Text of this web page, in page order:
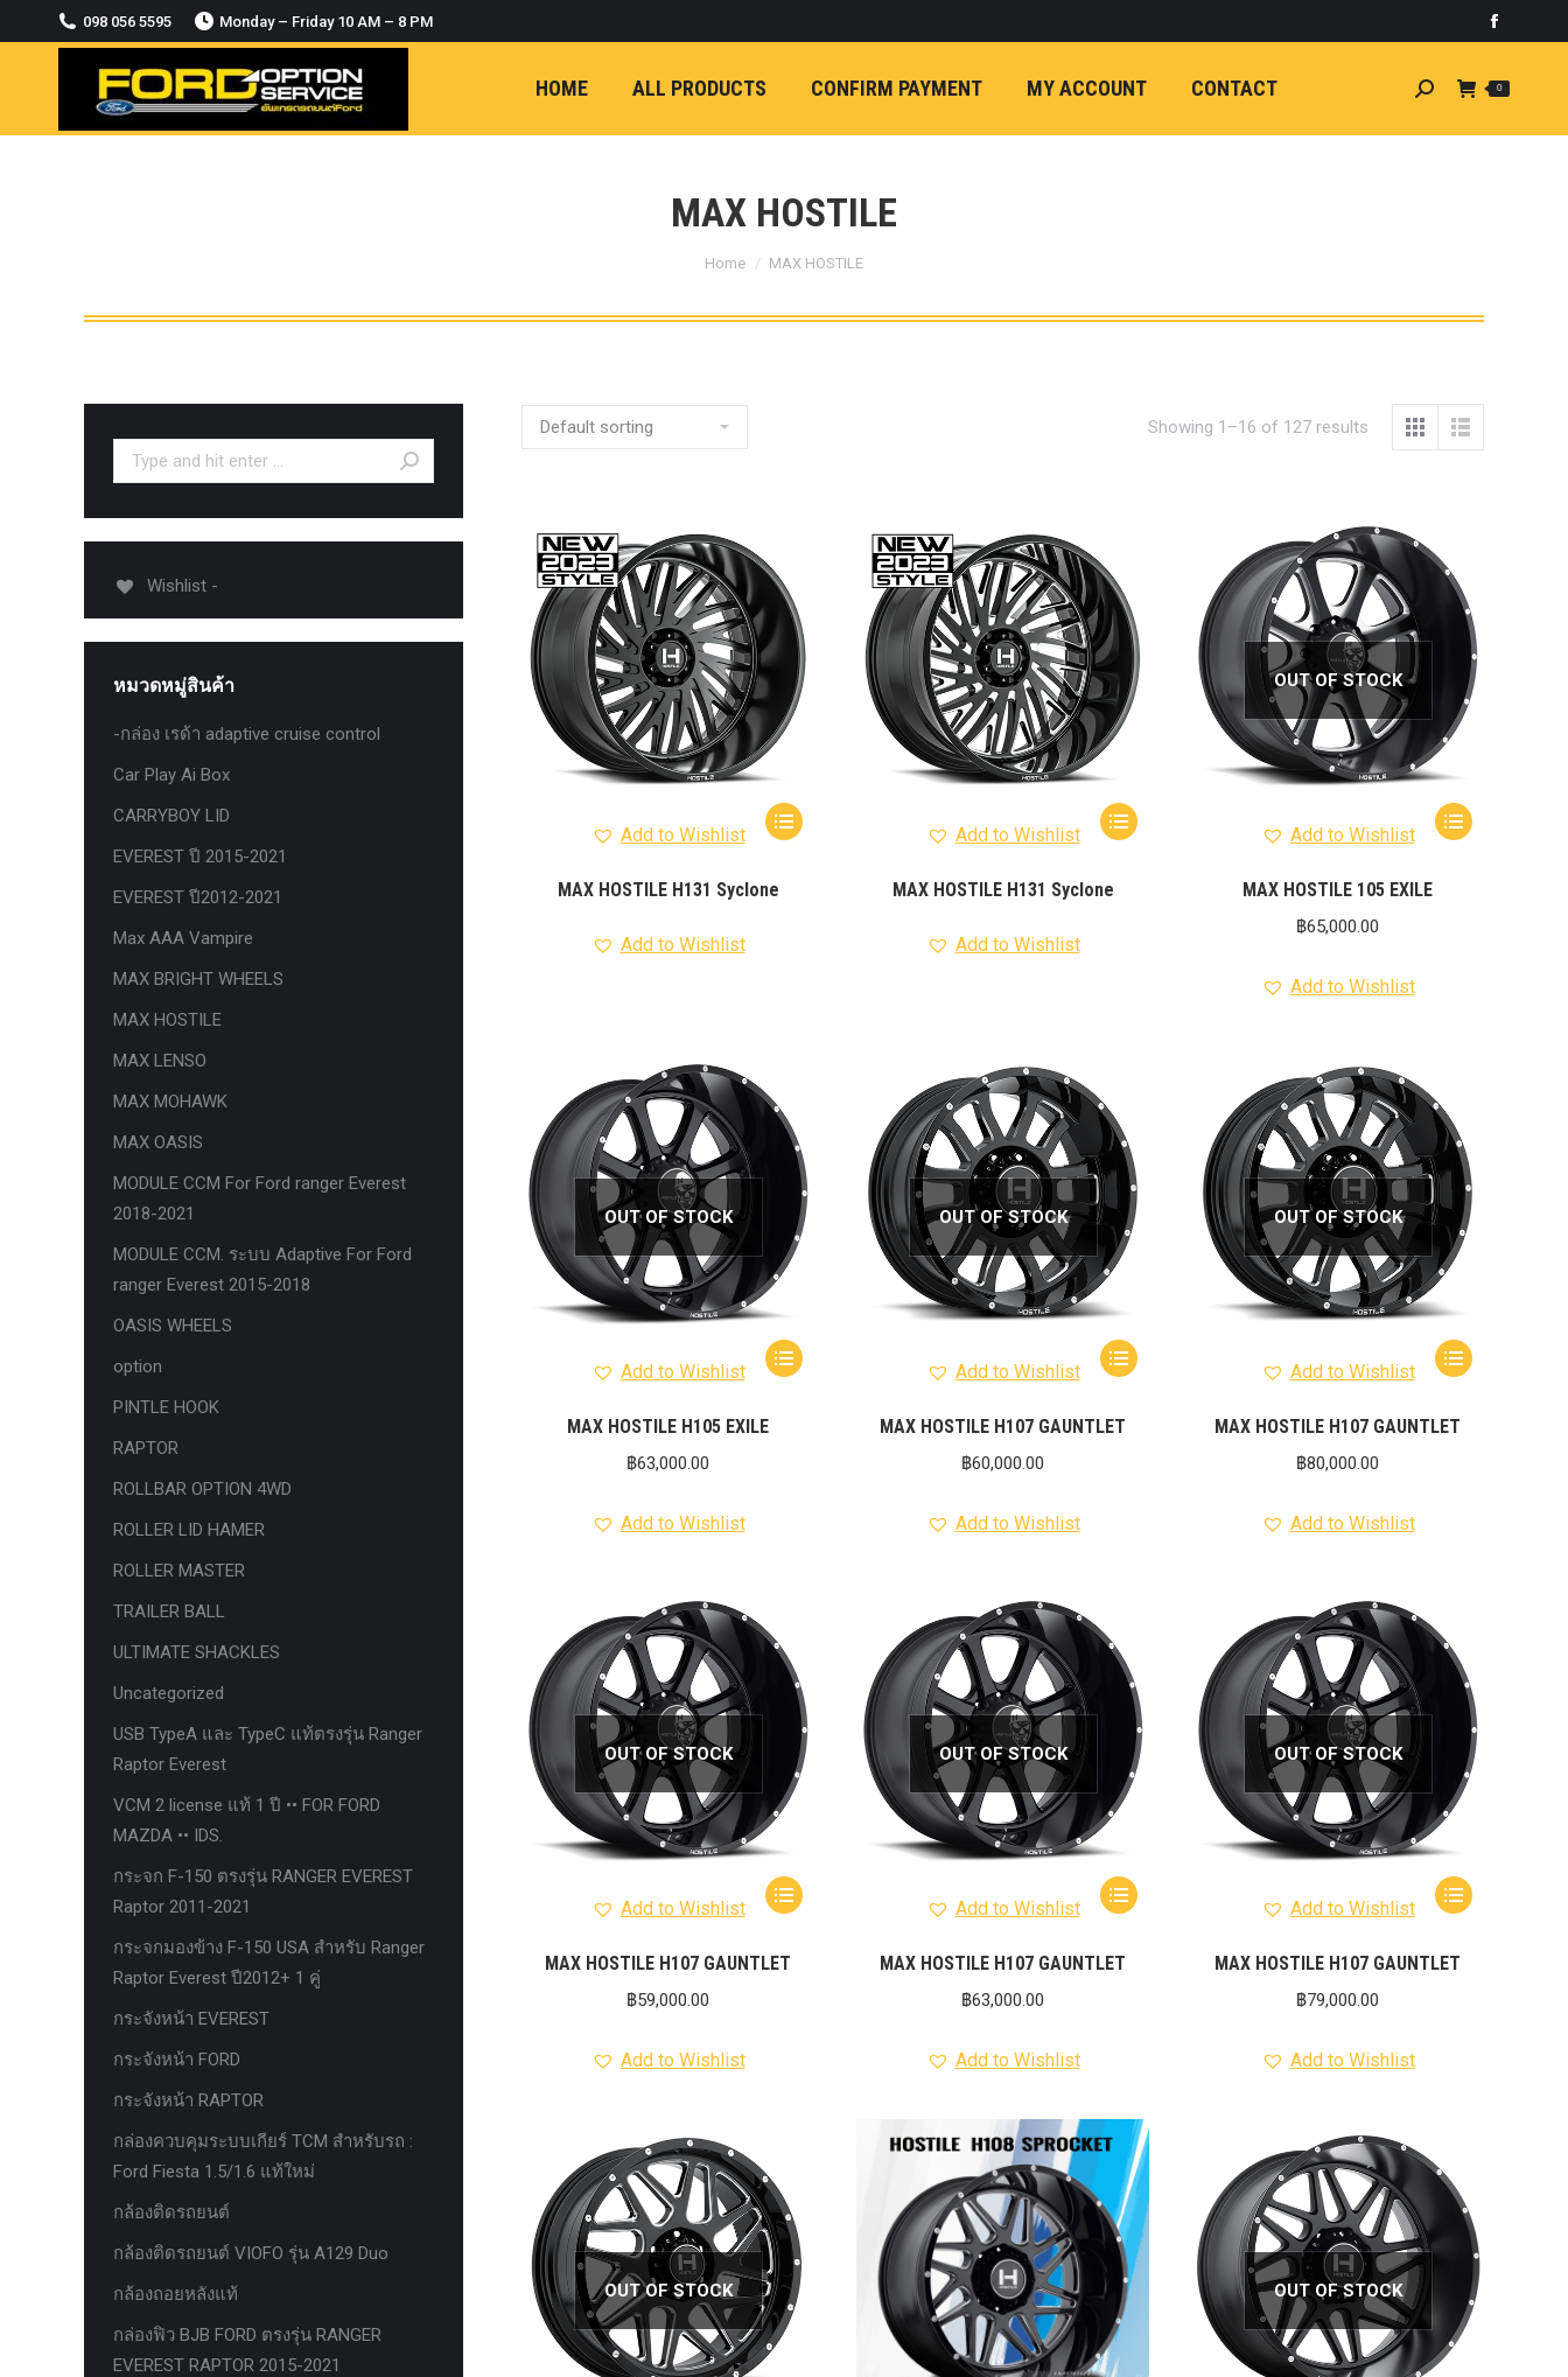
098 056 5595 Monday – Friday 10 AM – 8 PM
HOME ALL PRODUCTS CONFIRM PAYMENT MY ACCOUNT CONTACT Search: 0
MAX HOSTILE
You are here:
Home MAX HOSTILE
Showing 1–16 of 127 results
Add to Wishlist
MAX HOSTILE H131 Syclone
Add to Wishlist
Add to Wishlist
MAX HOSTILE H131 Syclone
Add to Wishlist
OUT OF STOCK
Add to Wishlist
MAX HOSTILE 105 EXILE
฿65,000.00
Add to Wishlist
OUT OF STOCK
Add to Wishlist
MAX HOSTILE H105 EXILE
฿63,000.00
Add to Wishlist
OUT OF STOCK
Add to Wishlist
MAX HOSTILE H107 GAUNTLET
฿60,000.00
Add to Wishlist
OUT OF STOCK
Add to Wishlist
MAX HOSTILE H107 GAUNTLET
฿80,000.00
Add to Wishlist
OUT OF STOCK
Add to Wishlist
MAX HOSTILE H107 GAUNTLET
฿59,000.00
Add to Wishlist
OUT OF STOCK
Add to Wishlist
MAX HOSTILE H107 GAUNTLET
฿63,000.00
Add to Wishlist
OUT OF STOCK
Add to Wishlist
MAX HOSTILE H107 GAUNTLET
฿79,000.00
Add to Wishlist
OUT OF STOCK OUT OF STOCK
Search:
Wishlist -
หมวดหมู่สินค้า
-กล่อง เรด้า adaptive cruise control
Car Play Ai Box
CARRYBOY LID
EVEREST ปี 2015-2021
EVEREST ปี2012-2021
Max AAA Vampire
MAX BRIGHT WHEELS
MAX HOSTILE
MAX LENSO
MAX MOHAWK
MAX OASIS
MODULE CCM For Ford ranger Everest
2018-2021
MODULE CCM. ระบบ Adaptive For Ford
ranger Everest 2015-2018
OASIS WHEELS
option
PINTLE HOOK
RAPTOR
ROLLBAR OPTION 4WD
ROLLER LID HAMER
ROLLER MASTER
TRAILER BALL
ULTIMATE SHACKLES
Uncategorized
USB TypeA และ TypeC แท้ตรงรุ่น Ranger
Raptor Everest
VCM 2 license แท้ 1 ปี •• FOR FORD
MAZDA •• IDS.
กระจก F-150 ตรงรุ่น RANGER EVEREST
Raptor 2011-2021
กระจกมองข้าง F-150 USA สำหรับ Ranger
Raptor Everest ปี2012+ 1 คู่
กระจังหน้า EVEREST
กระจังหน้า FORD
กระจังหน้า RAPTOR
กล่องควบคุมระบบเกียร์ TCM สำหรับรถ :
Ford Fiesta 1.5/1.6 แท้ใหม่
กล้องติดรถยนต์
กล้องติดรถยนต์ VIOFO รุ่น A129 Duo
กล้องถอยหลังแท้
กล่องฟิว BJB FORD ตรงรุ่น RANGER
EVEREST RAPTOR 2015-2021
MODULE CCM. ระบบ Adaptive For Ford
ranger Everest 2015-2018
OASIS WHEELS
ROLLER LID HAMER
TRAILER BALL
ULTIMATE SHACKLES
Uncategorized
USB TypeA และ TypeC แท้ตรงรุ่น
VCM 2 license แท้ 1 ปี •• FOR FORD
MAZDA •• IDS.
Raptor 2011-2021
กระจกมองข้าง F-150 USA สำหรับ
Ranger Raptor Everest ปี2012+ 1 คู่
กระจังหน้า EVEREST
กระจังหน้า FORD
กระจังหน้า RAPTOR
กล่องควบคุมระบบเกียร์ TCM สำหรับรถ :
EVEREST RAPTOR 2015-2021
กล้องมองรอบคัน 360องศา
กล่องเครื่องแท้ Module PCM Ford (SID
control system ตรงรุ่น Ranger Everest
Raptor Mc 2015 -2021
กล่องเพิ่มรีโมทสตาร์ท ตรงรุ่น Ranger
Everest Raptor Mc 2015 -2021 (ปลั๊ก
ระบบ **
ก้อนรองหลัง option 4wd
ก้อนรองหลังปรับองศา OPTION 4WD
กันชนท้าย OPTION
กันชนท้าย Outlander
กันชนหน้า OPTION
กันชนหน้ารุ่น HAMER
กันชนหลัง HAMER
กันแคร้ง opton 4wd
กันแคร้งเหล็ก HAMER
กันแคร้งเหล็ก OUTLANDER
กันแคร้งแร็พเตอร์
ครีบฉลาม
ครีบฉลาม next gen 2022
คานลากจูงแท้ ford
งานไฟท้ายF-150
หน้า กล้องถอยหลัง การ์ดมอเตอร์พวงมาลัยไฟฟ้า
FORD RANGER NEXTGEN 2022 ก้อน
OPTION 4WD ขนาด
1 นิ้ว (25mm) สี
เหลือง
ปรับองศา OPTION
รุ่น -ISUZU V-CROSS (2012-
ตรงรุ่น -MAZDA BT50
PRO (2012-ON)ตรงรุ่น -
TOYOTA VIGO ปีกนกปรับองศา Option
4WD ขาวฝาแดง ปีกนกปรับองศา Option
4WD ดำฝาแดง ปีกนกปรับองศา Option 4WD
ปีกนกปรับองศา Option
4WD เหลืองฝาฟ้า ปีกนกปรับองศา
OPTION 4WD (สีแดง)
อัพเกรด ไฟหน้า